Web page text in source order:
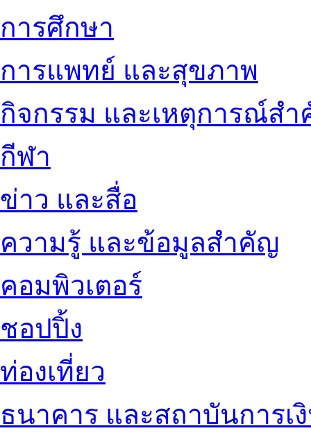
การศึกษา
การแพทย์ และสุขภาพ
กิจกรรม และเหตุการณ์ส
กีฬา
ข่าว และสื่อ
ความรู้ และข้อมูลสำคัญ
คอมพิวเตอร์
ชอปปิ้ง
ท่องเที่ยว
ธนาคาร และสถาบันการเ